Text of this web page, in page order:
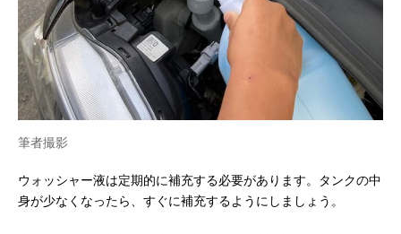
筆者撮影
ウォッシャー液は定期的に補充する必要があります。タンクの中
身が少なくなったら、すぐに補充するようにしましょう。